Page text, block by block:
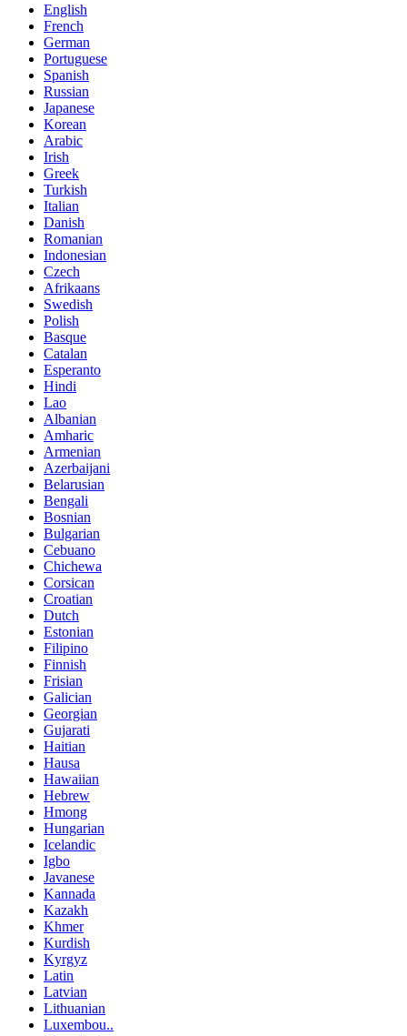
English
French
German
Portuguese
Spanish
Russian
Japanese
Korean
Arabic
Irish
Greek
Turkish
Italian
Danish
Romanian
Indonesian
Czech
Afrikaans
Swedish
Polish
Basque
Catalan
Esperanto
Hindi
Lao
Albanian
Amharic
Armenian
Azerbaijani
Belarusian
Bengali
Bosnian
Bulgarian
Cebuano
Chichewa
Corsican
Croatian
Dutch
Estonian
Filipino
Finnish
Frisian
Galician
Georgian
Gujarati
Haitian
Hausa
Hawaiian
Hebrew
Hmong
Hungarian
Icelandic
Igbo
Javanese
Kannada
Kazakh
Khmer
Kurdish
Kyrgyz
Latin
Latvian
Lithuanian
Luxembou..